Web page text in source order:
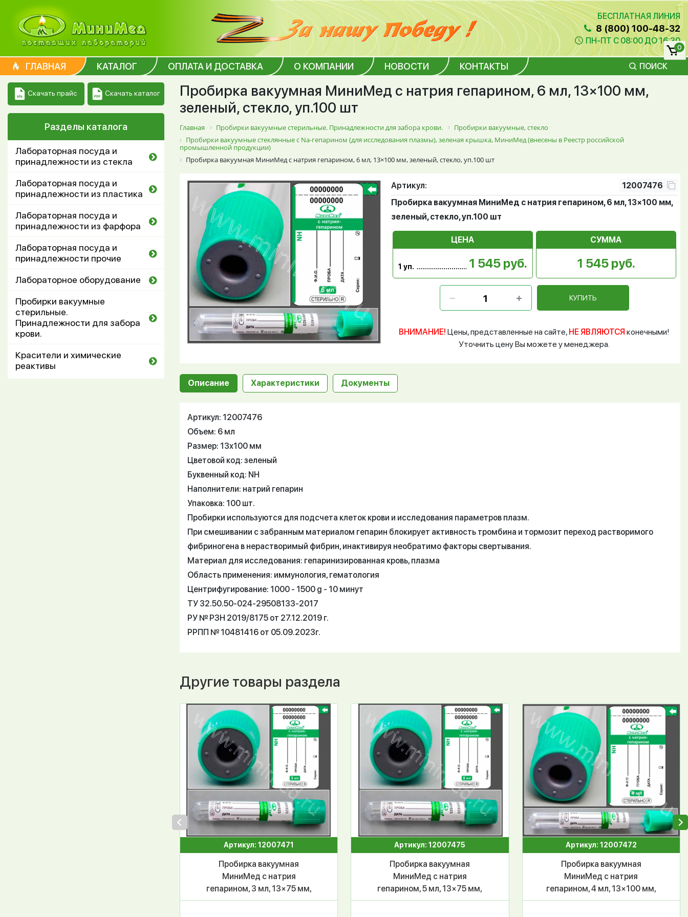
БЕСПЛАТНАЯ ЛИНИЯ
8 (800) 100-48-32
ПН-ПТ С 08:00 ДО 16:30
ГЛАВНАЯ КАТАЛОГ ОПЛАТА И ДОСТАВКА О КОМПАНИИ НОВОСТИ КОНТАКТЫ ПОИСК
0
Скачать прайс Скачать каталог
Разделы каталога
Лабораторная посуда и
принадлежности из стекла
Лабораторная посуда и
принадлежности из пластика
Лабораторная посуда и
принадлежности из фарфора
Лабораторная посуда и
принадлежности прочие
Лабораторное оборудование
Пробирки вакуумные
стерильные.
Принадлежности для забора
крови.
Красители и химические
реактивы
Пробирка вакуумная МиниМед с натрия гепарином, 6 мл, 13×100 мм,
зеленый, стекло, уп.100 шт
Главная Пробирки вакуумные стерильные. Принадлежности для забора крови.
Пробирки вакуумные, стекло
Пробирки вакуумные стеклянные с Na-гепарином (для исследования плазмы), зеленая крышка, МиниМед (внесены в Реестр российской
промышленной продукции)
Пробирка вакуумная МиниМед с натрия гепарином, 6 мл, 13×100 мм, зеленый, стекло, уп.100 шт
Артикул:
12007476
Пробирка вакуумная МиниМед с натрия гепарином, 6 мл, 13×100 мм,
зеленый, стекло, уп.100 шт
ЦЕНА
1 уп. 1 545 руб.
СУММА
1 545 руб.
КУПИТЬ
ВНИМАНИЕ! Цены, представленные на сайте, НЕ ЯВЛЯЮТСЯ конечными!
Уточнить цену Вы можете у менеджера.
Описание Характеристики Документы
Артикул: 12007476
Объем: 6 мл
Размер: 13х100 мм
Цветовой код: зеленый
Буквенный код: NH
Наполнители: натрий гепарин
Упаковка: 100 шт.
Пробирки используются для подсчета клеток крови и исследования параметров плазм.
При смешивании с забранным материалом гепарин блокирует активность тромбина и тормозит переход растворимого
фибриногена в нерастворимый фибрин, инактивируя необратимо факторы свертывания.
Материал для исследования: гепаринизированная кровь, плазма
Область применения: иммунология, гематология
Центрифугирование: 1000 - 1500 g - 10 минут
ТУ 32.50.50-024-29508133-2017
РУ № РЗН 2019/8175 от 27.12.2019 г.
РРПП № 10481416 от 05.09.2023г.
Другие товары раздела
Артикул: 12007471
Пробирка вакуумная
МиниМед с натрия
гепарином, 3 мл, 13×75 мм,
зеленый, стекло, уп.100 шт
Артикул: 12007475
Пробирка вакуумная
МиниМед с натрия
гепарином, 5 мл, 13×75 мм,
зеленый, стекло, уп.100 шт
Артикул: 12007472
Пробирка вакуумная
МиниМед с натрия
гепарином, 4 мл, 13×100 мм,
зеленый, стекло, уп.100 шт